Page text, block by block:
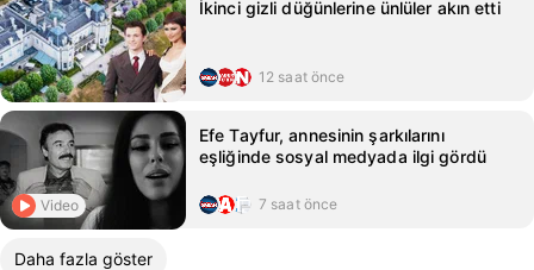
İkinci gizli düğünlerine ünlüler akın etti
12 saat önce
Video
Efe Tayfur, annesinin şarkılarını
eşliğinde sosyal medyada ilgi gördü
7 saat önce
Daha fazla göster